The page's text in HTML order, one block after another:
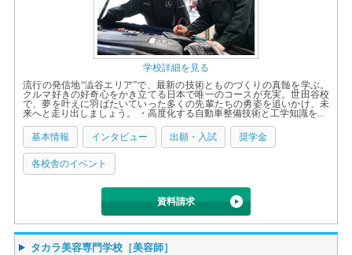
学校詳細を見る
流行の発信地“澁谷エリア”で、最新の技術とものづくりの真髄を学ぶ。
クルマ好きの好奇心をかき立てる日本で唯一のコースが充実。世田谷校
で、夢を叶えに羽ばたいていった多くの先輩たちの勇姿を追いかけ、未
来へと走り出しましょう。 ・高度化する自動車整備技術と工学知識を...
基本情報 インタビュー 出願・入試 奨学金
各校舎のイベント
資料請求
タカラ美容専門学校［美容師］